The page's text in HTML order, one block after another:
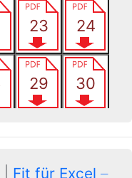
Fit für Excel –